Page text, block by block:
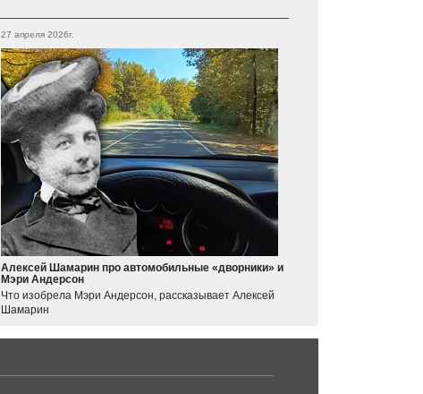
27 апреля 2026г.
Алексей Шамарин про автомобильные «дворники» и
Мэри Андерсон
Что изобрела Мэри Андерсон, рассказывает Алексей
Шамарин